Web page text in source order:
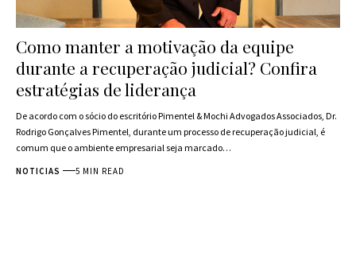
Como manter a motivação da equipe
durante a recuperação judicial? Confira
estratégias de liderança
De acordo com o sócio do escritório Pimentel & Mochi Advogados Associados, Dr.
Rodrigo Gonçalves Pimentel, durante um processo de recuperação judicial, é
comum que o ambiente empresarial seja marcado…
NOTICIAS 5 MIN READ